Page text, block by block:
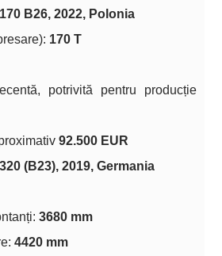
B26, 2022, Polonia
170 T
potrivită pentru producție
92.500 EUR
(B23), 2019, Germania
3680 mm
4420 mm